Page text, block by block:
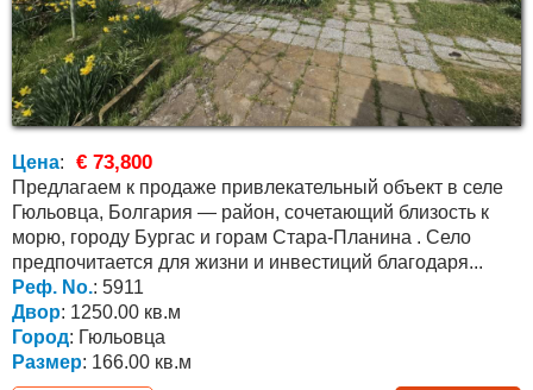
Цена: € 73,800
Предлагаем к продаже привлекательный объект в селе
Гюльовца, Болгария — район, сочетающий близость к
морю, городу Бургас и горам Стара-Планина . Село
предпочитается для жизни и инвестиций благодаря...
Реф. No.: 5911
Двор: 1250.00 кв.м
Город: Гюльовца
Размер: 166.00 кв.м